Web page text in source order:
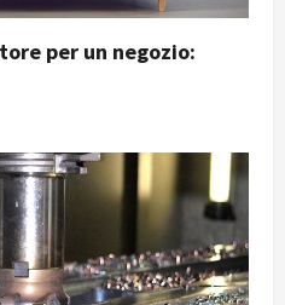
per un negozio: